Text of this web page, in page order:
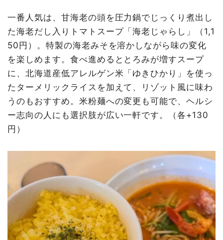
一番人気は、甘海老の頭を圧力鍋でじっくり煮出し
た海老だし入りトマトスープ「海老じゃらし」（1,1
50円）。特製の海老みそを溶かしながら味の変化
を楽しめます。食べ進めるととろみが増すスープ
に、北海道産低アレルゲン米「ゆきひかり」を使っ
たターメリックライスを加えて、リゾット風に味わ
うのもおすすめ。米粉麺への変更も可能で、ヘルシ
ー志向の人にも選択肢が広い一軒です。（各+130
円）